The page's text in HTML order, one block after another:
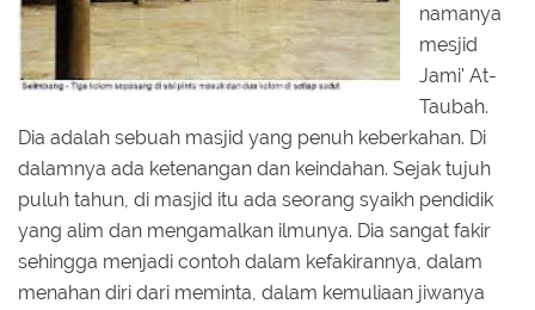
namanya
mesjid
Jami' At-
Taubah.
Dia adalah sebuah masjid yang penuh keberkahan. Di
dalamnya ada ketenangan dan keindahan. Sejak tujuh
puluh tahun, di masjid itu ada seorang syaikh pendidik
yang alim dan mengamalkan ilmunya. Dia sangat fakir
sehingga menjadi contoh dalam kefakirannya, dalam
menahan diri dari meminta, dalam kemuliaan jiwanya